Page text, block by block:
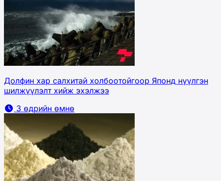
Долфин хар салхитай холбоотойгоор Японд нүүлгэн
шилжүүлэлт хийж эхэлжээ
3 өдрийн өмнө